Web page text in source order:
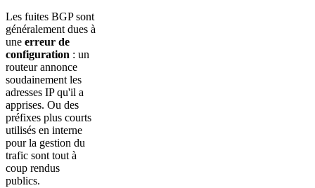
Les fuites BGP sont
généralement dues à
une erreur de
configuration : un
routeur annonce
soudainement les
adresses IP qu'il a
apprises. Ou des
préfixes plus courts
utilisés en interne
pour la gestion du
trafic sont tout à
coup rendus
publics.